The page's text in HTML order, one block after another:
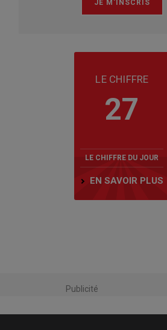
LE CHIFFRE
27
LE CHIFFRE DU JOUR
EN SAVOIR PLUS
Publicité